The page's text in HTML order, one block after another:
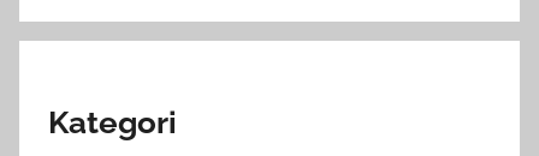
Kategori